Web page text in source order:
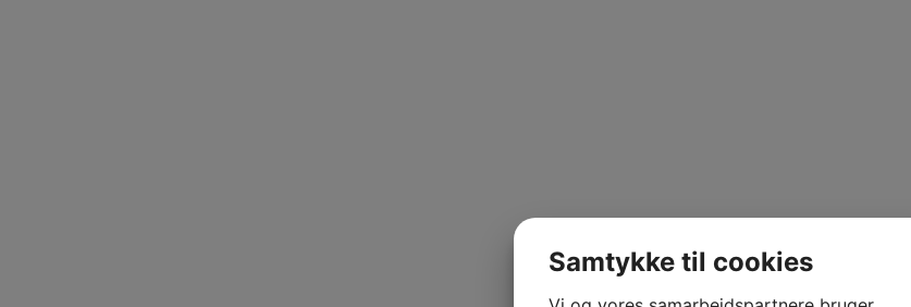
Samtykke til cookies